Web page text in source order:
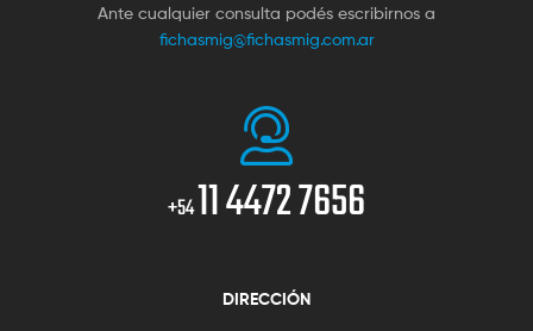
Ante cualquier consulta podés escribirnos a
fichasmig@fichasmig.com.ar
+5411 4472 7656
DIRECCIÓN